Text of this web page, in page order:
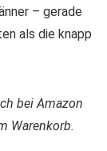
– gerade
als die knapp
bei Amazon
Warenkorb.